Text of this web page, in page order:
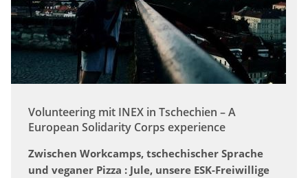
Volunteering mit INEX in Tschechien – A
European Solidarity Corps experience
Zwischen Workcamps, tschechischer Sprache
und veganer Pizza : Jule, unsere ESK-Freiwillige